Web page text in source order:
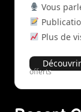
Vous
Plus de
offerts